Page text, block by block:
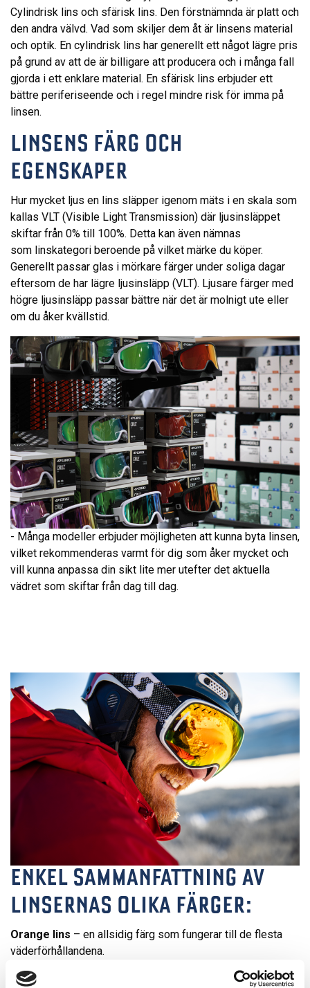
Cylindrisk lins och sfärisk lins. Den förstnämnda är platt och
den andra välvd. Vad som skiljer dem åt är linsens material
och optik. En cylindrisk lins har generellt ett något lägre pris
på grund av att de är billigare att producera och i många fall
gjorda i ett enklare material. En sfärisk lins erbjuder ett
bättre periferiseende och i regel mindre risk för imma på
linsen.
LINSENS FÄRG OCH
EGENSKAPER
Hur mycket ljus en lins släpper igenom mäts i en skala som
kallas VLT (Visible Light Transmission) där ljusinsläppet
skiftar från 0% till 100%. Detta kan även nämnas
som linskategori beroende på vilket märke du köper.
Generellt passar glas i mörkare färger under soliga dagar
eftersom de har lägre ljusinsläpp (VLT). Ljusare färger med
högre ljusinsläpp passar bättre när det är molnigt ute eller
om du åker kvällstid.
- Många modeller erbjuder möjligheten att kunna byta linsen,
vilket rekommenderas varmt för dig som åker mycket och
vill kunna anpassa din sikt lite mer utefter det aktuella
vädret som skiftar från dag till dag.
ENKEL SAMMANFATTNING AV
LINSERNAS OLIKA FÄRGER:
Orange lins – en allsidig färg som fungerar till de flesta
väderförhållandena.
Gul lins
– en lins som förstärker konturer och som därför
passar bäst när det är disigt, snöigt eller dåligt ljus i backen